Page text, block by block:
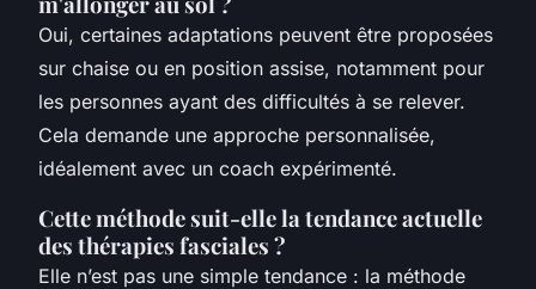
Oui, certaines adaptations peuvent être proposées
sur chaise ou en position assise, notamment pour
les personnes ayant des difficultés à se relever.
Cela demande une approche personnalisée,
idéalement avec un coach expérimenté.
Cette méthode suit-elle la tendance actuelle
des thérapies fasciales ?
Elle n’est pas une simple tendance : la méthode